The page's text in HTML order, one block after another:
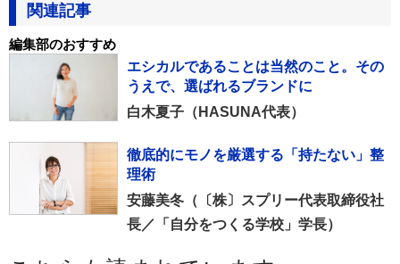
関連記事
編集部のおすすめ
エシカルであることは当然のこと。その
うえで、選ばれるブランドに
白木夏子（HASUNA代表）
徹底的にモノを厳選する「持たない」整
理術
安藤美冬（〔株〕スプリー代表取締役社
長／「自分をつくる学校」学長）